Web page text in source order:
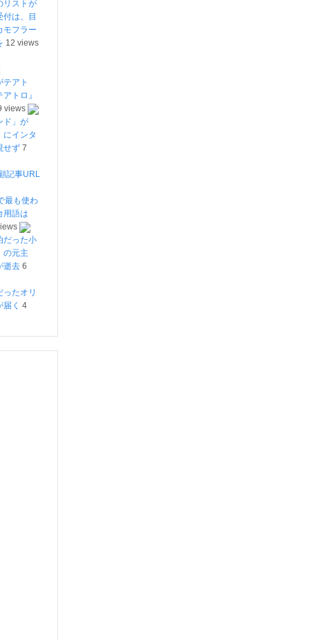
リストが
付は、目
モフラー
12 views
テアト
トロ』
views
ド」が
にインタ
せず 7
記事URL
最も使わ
用語は
だった小
の元主
逝去 6
ったオリ
く 4